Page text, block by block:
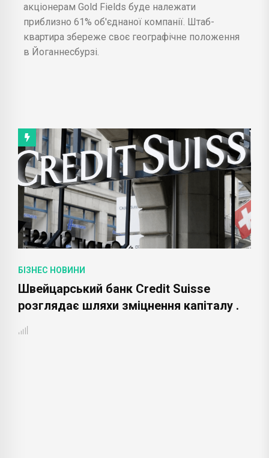
акціонерам Gold Fields буде належати
приблизно 61% об'єднаної компанії. Штаб-
квартира збереже своє географічне положення
в Йоганнесбурзі.
БІЗНЕС НОВИНИ
Швейцарський банк Credit Suisse
розглядає шляхи зміцнення капіталу .